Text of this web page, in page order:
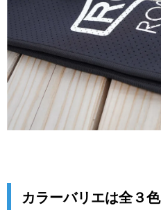
カラーバリエは全３色